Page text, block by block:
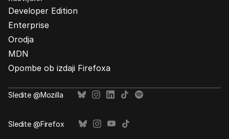
Developer Edition
Enterprise
Orodja
MDN
Opombe ob izdaji Firefoxa
Sledite @Mozilla
Sledite @Firefox